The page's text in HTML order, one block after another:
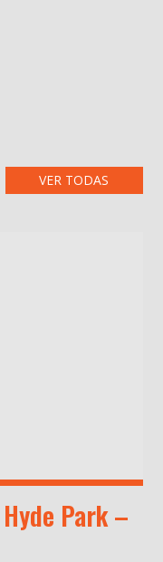
VER TODAS
Park –